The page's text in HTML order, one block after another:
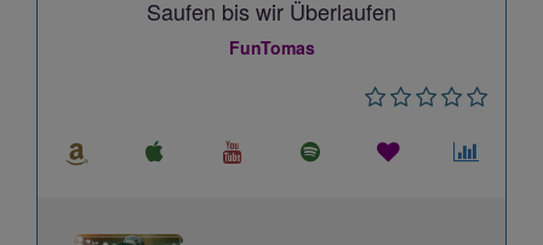
Saufen bis wir Überlaufen
FunTomas